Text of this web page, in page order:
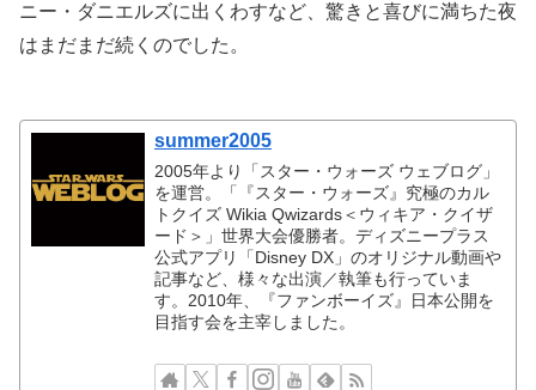
ニー・ダニエルズに出くわすなど、驚きと喜びに満ちた夜
はまだまだ続くのでした。
summer2005
2005年より「スター・ウォーズ ウェブログ」
を運営。「『スター・ウォーズ』究極のカル
トクイズ Wikia Qwizards＜ウィキア・クイザ
ード＞」世界大会優勝者。ディズニープラス
公式アプリ「Disney DX」のオリジナル動画や
記事など、様々な出演／執筆も行っていま
す。2010年、『ファンボーイズ』日本公開を
目指す会を主宰しました。